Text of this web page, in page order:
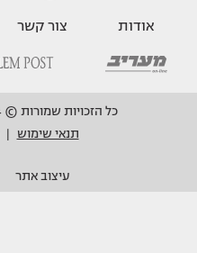
אודות צור קשר
כל הזכויות שמורות © 2014 מעריב און ליין בע"מ.
תנאי שימוש
עיצוב אתר